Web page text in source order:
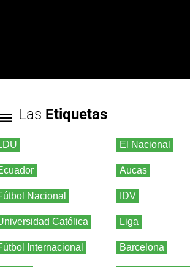
Las Etiquetas
El Nacional
Aucas
Nacional IDV
Católica Liga
Internacional Barcelona